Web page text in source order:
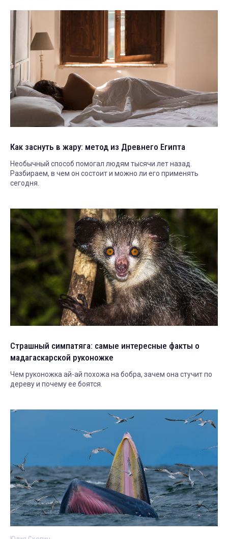
Как заснуть в жару: метод из Древнего Египта
Необычный способ помогал людям тысячи лет назад.
Разбираем, в чем он состоит и можно ли его применять
сегодня.
Страшный симпатяга: самые интересные факты о
мадагаскарской руконожке
Чем руконожка ай-ай похожа на бобра, зачем она стучит по
дереву и почему ее боятся.